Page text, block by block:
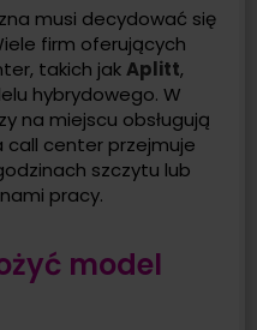
musi decydować się
firm oferujących
takich jakAplitt,
hybrydowego. W
na miejscu obsługują
center przejmuje
szczytu lub
pracy.
model